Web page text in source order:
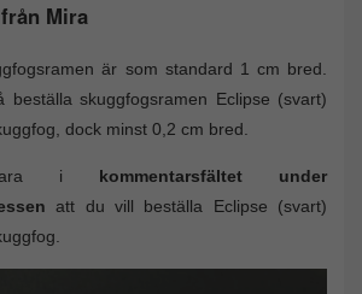
Mira
är som standard 1 cm bred.
beställa skuggfogsramen Eclipse (svart)
dock minst 0,2 cm bred.
i kommentarsfältet under
att du vill beställa Eclipse (svart)